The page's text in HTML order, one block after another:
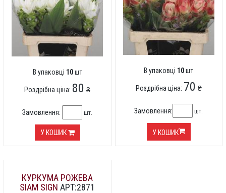
В упаковці 10шт
Роздрібна ціна: 80 ₴
Замовлення: шт.
У КОШИК
В упаковці 10шт
Роздрібна ціна: 70 ₴
Замовлення: шт.
У КОШИК
КУРКУМА РОЖЕВА
SIAM SIGN АРТ:2871